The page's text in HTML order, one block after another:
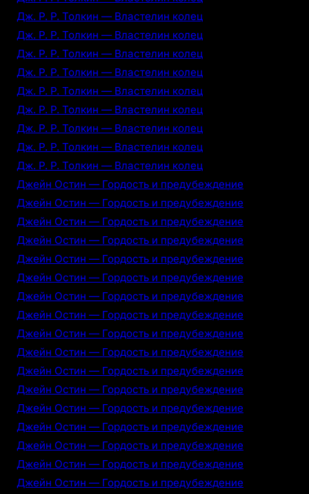
Дж. Р. Р. Толкин — Властелин колец
Дж. Р. Р. Толкин — Властелин колец
Дж. Р. Р. Толкин — Властелин колец
Дж. Р. Р. Толкин — Властелин колец
Дж. Р. Р. Толкин — Властелин колец
Дж. Р. Р. Толкин — Властелин колец
Дж. Р. Р. Толкин — Властелин колец
Дж. Р. Р. Толкин — Властелин колец
Дж. Р. Р. Толкин — Властелин колец
Джейн Остин — Гордость и предубеждение
Джейн Остин — Гордость и предубеждение
Джейн Остин — Гордость и предубеждение
Джейн Остин — Гордость и предубеждение
Джейн Остин — Гордость и предубеждение
Джейн Остин — Гордость и предубеждение
Джейн Остин — Гордость и предубеждение
Джейн Остин — Гордость и предубеждение
Джейн Остин — Гордость и предубеждение
Джейн Остин — Гордость и предубеждение
Джейн Остин — Гордость и предубеждение
Джейн Остин — Гордость и предубеждение
Джейн Остин — Гордость и предубеждение
Джейн Остин — Гордость и предубеждение
Джейн Остин — Гордость и предубеждение
Джейн Остин — Гордость и предубеждение
Джейн Остин — Гордость и предубеждение